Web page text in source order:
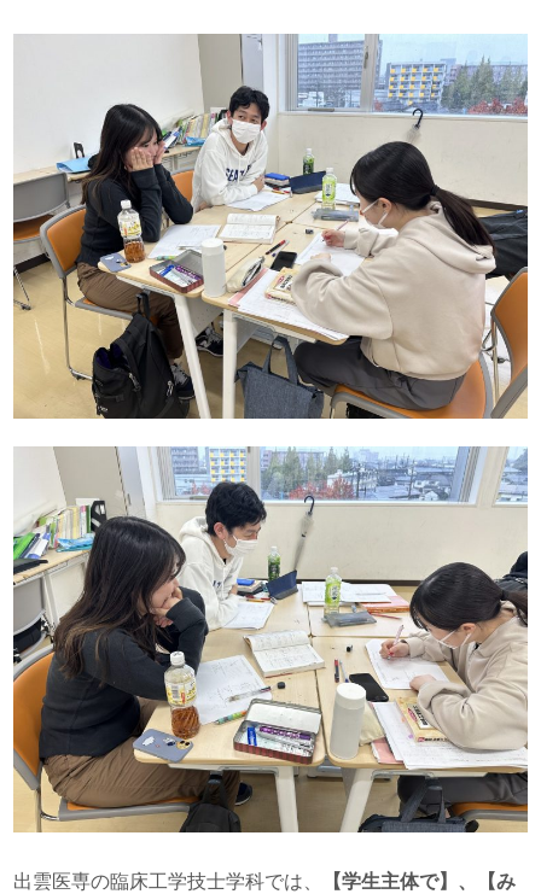
出雲医専の臨床工学技士学科では、 【学生主体で】、【み